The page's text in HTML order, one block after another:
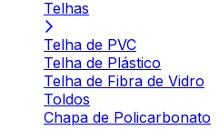
Telhas
Telha de PVC
Telha de Plástico
Telha de Fibra de Vidro
Toldos
Chapa de Policarbonato